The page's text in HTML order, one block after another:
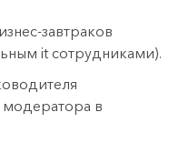
завтраков
it сотрудниками).
модератора в